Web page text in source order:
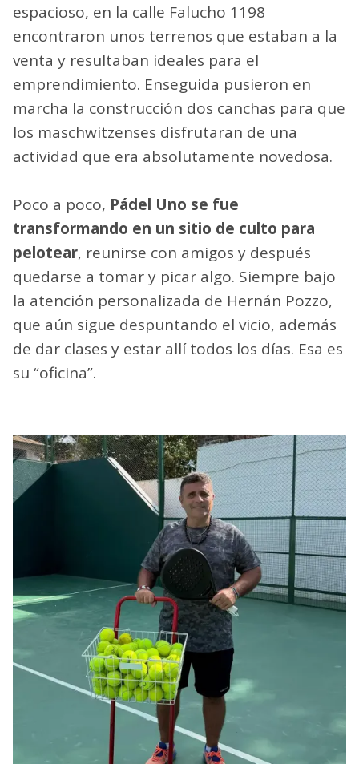
espacioso, en la calle Falucho 1198
encontraron unos terrenos que estaban a la
venta y resultaban ideales para el
emprendimiento. Enseguida pusieron en
marcha la construcción dos canchas para que
los maschwitzenses disfrutaran de una
actividad que era absolutamente novedosa.
Poco a poco, Pádel Uno se fue
transformando en un sitio de culto para
pelotear, reunirse con amigos y después
quedarse a tomar y picar algo. Siempre bajo
la atención personalizada de Hernán Pozzo,
que aún sigue despuntando el vicio, además
de dar clases y estar allí todos los días. Esa es
su “oficina”.